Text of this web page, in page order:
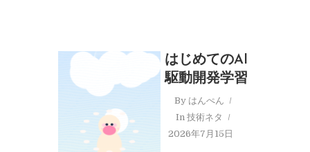
はじめてのAI
駆動開発学習
By はんぺん
In技術ネタ
2026年7月15日